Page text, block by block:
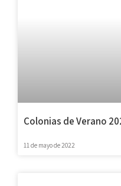
Colonias de Verano
11 de mayo de 2022